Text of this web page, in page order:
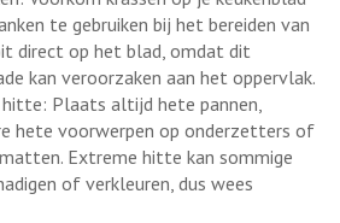
te gebruiken bij het bereiden van
direct op het blad, omdat dit
kan veroorzaken aan het oppervlak.
Plaats altijd hete pannen,
hete voorwerpen op onderzetters of
Extreme hitte kan sommige
of verkleuren, dus wees